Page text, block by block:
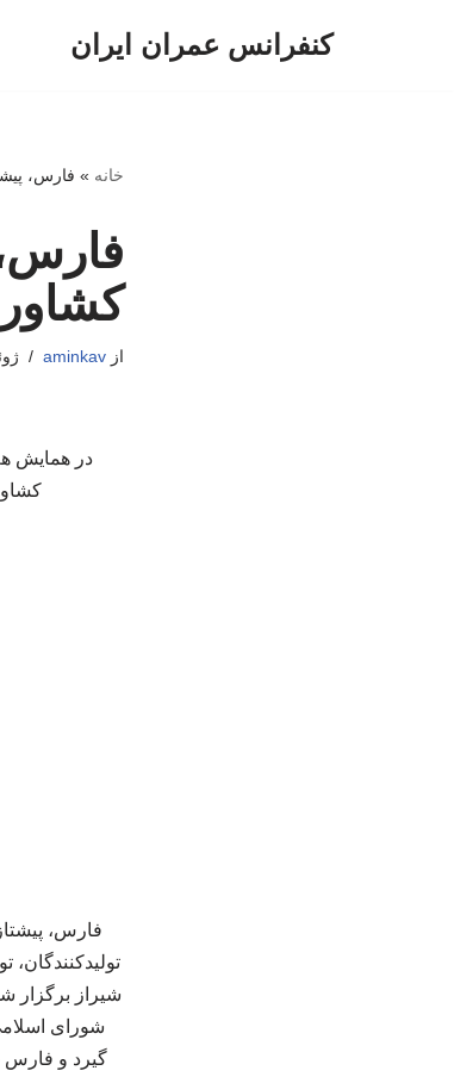
کنفرانس عمران ایران
خانه » فارس،
ازaminkav ژوئن
در همایش
شیراز
شورای
گیرد و فارس